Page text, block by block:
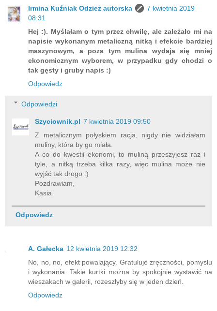
Irmina Kuźniak Odzież autorska
7 kwietnia 2019
08:31
Hej :). Myślałam o tym przez chwilę, ale zależało mi na
napisie wykonanym metaliczną nitką i efekcie bardziej
maszynowym, a poza tym mulina wydaja się mniej
ekonomicznym wyborem, w przypadku gdy chodzi o
tak gęsty i gruby napis :)
Odpowiedz
Odpowiedzi
Szyciownik.pl 7 kwietnia 2019 09:50
Z metalicznym połyskiem racja, nigdy nie widziałam
muliny, która by go miała.
A co do kwestii ekonomi, to muliną przeszyjesz raz i
tyle, a nitką trzeba kilka razy, więc mulina może nie
wyjść tak drogo :)
Pozdrawiam,
Kasia
Odpowiedz
A. Gałecka 12 kwietnia 2019 12:32
No, no, no, efekt powalający. Gratuluje zręczności, pomysłu
i wykonania. Takie kurtki można by spokojnie wystawić na
wieszakach w galerii, rozeszłyby się w jeden dzień.
Odpowiedz